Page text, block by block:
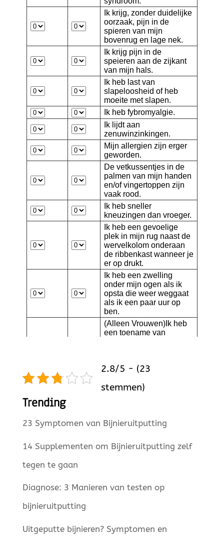
2.8/5 - (23
stemmen)
Trending
23 Symptomen van Bijnieruitputting
14 Supplementen om Bijnieruitputting zelf
tegen te gaan
Diagnose: 3 Manieren van testen op
bijnieruitputting
Uitgeputte bijnieren? Symptomen en